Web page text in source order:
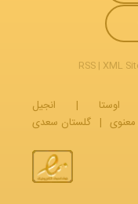
RSS| XML
اوستا |
انجیل
| گلستان سعدی